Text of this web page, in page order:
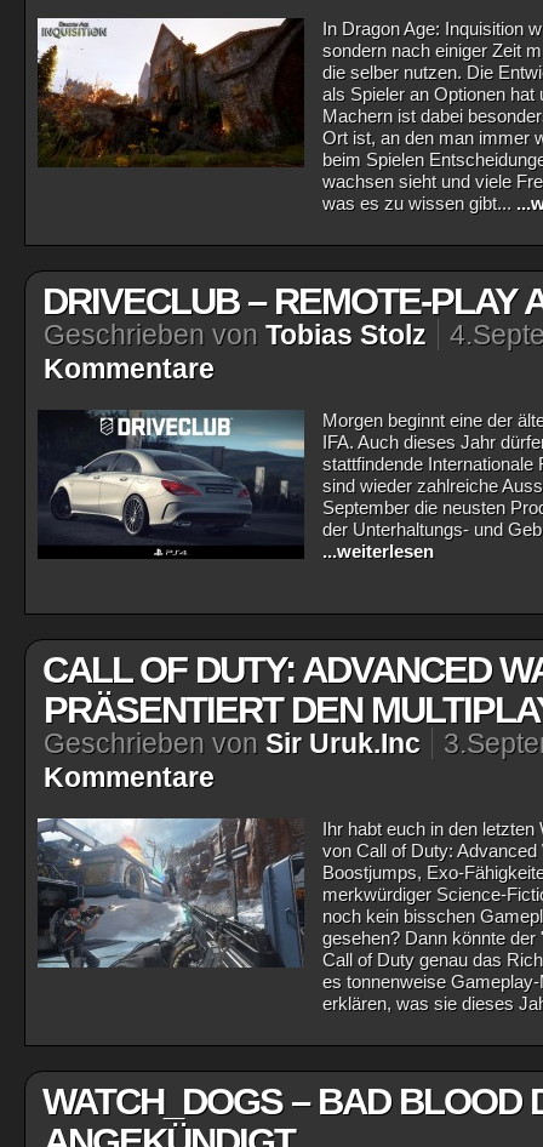
In Dragon Age: Inquisition
sondern nach einiger Zeit
die selber nutzen. Die
als Spieler an Optionen
Machern ist dabei
Ort ist, an den man immer
beim Spielen
wachsen sieht und viele
was es zu wissen gibt...
DRIVECLUB – REMOTE-PLAY
Geschrieben von Tobias Stolz
Kommentare
Morgen beginnt eine der
IFA. Auch dieses Jahr
stattfindende Internationale
sind wieder zahlreiche
September die neusten
der Unterhaltungs- und
...weiterlesen
CALL OF DUTY: ADVANCED
PRÄSENTIERT DEN
Geschrieben von Sir Uruk.Inc
Kommentare
Ihr habt euch in den
von Call of Duty:
Boostjumps, Exo-
merkwürdiger Science-
noch kein bisschen
gesehen? Dann könnte
Call of Duty genau das
es tonnenweise
erklären, was sie dieses
WATCH_DOGS – BAD BLOOD